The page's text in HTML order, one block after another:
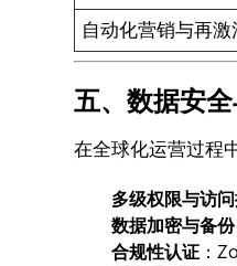
自动化营销与再激
五、数据安
在全球化运营过程
多级权限与访问
数据加密与备份
合规性认证 ：